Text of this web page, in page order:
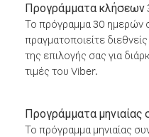
Προγράμματα κλήσεων
Το πρόγραμμα 30 ημερών
πραγματοποιείτε
της επιλογής σας για
τιμές του Viber.
Προγράμματα μηνιαίας
Το πρόγραμμα μηνιαίας